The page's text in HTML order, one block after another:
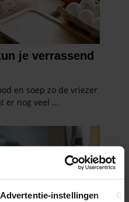
Advertentie-instellingen